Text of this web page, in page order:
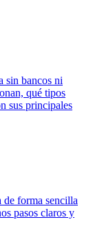
sin bancos ni
qué tipos
sus principales
de forma sencilla
pasos claros y